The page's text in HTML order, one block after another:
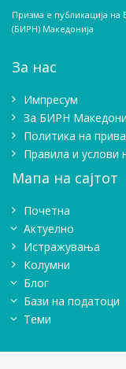
Призма е публикација на
(БИРН) Македонија
За нас
Импресум
Зa БИРН
Политика на
Правила и услови
Мапа на сајтот
Почетна
Актуелно
Истражувањa
Колумни
Блог
Бази на податоци
Теми